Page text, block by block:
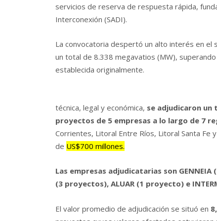
servicios de reserva de respuesta rápida,
Interconexión (SADI).
La convocatoria despertó un alto interés en
un total de 8.338 megavatios (MW),
establecida originalmente.
técnica, legal y económica, se adjudicaron un
proyectos de 5 empresas a lo largo de 7
Corrientes, Litoral Entre Ríos, Litoral Santa Fe
de US$700 millones.
Las empresas adjudicatarias son
(3 proyectos), ALUAR (1 proyecto) e
El valor promedio de adjudicación se situó en